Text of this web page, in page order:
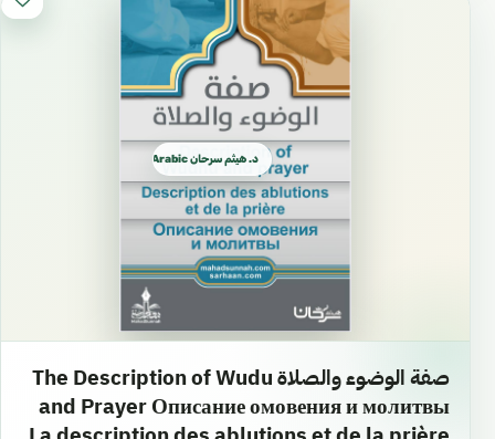
16/31 حصن روسي Молитвы Из Корана и Сунны
16/19 صوم روسي Пост и его положений ـ
Голодание
د. هيثم سرحان Arabic العربية
صفة الوضوء والصلاة The Description of Wudu
and Prayer Описание омовения и молитвы